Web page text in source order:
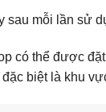
sau mỗi lần sử
có thể được
biệt là khu